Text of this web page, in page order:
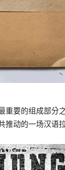
重要的组成部分
推动的一场汉语